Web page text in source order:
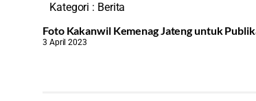
Kategori : Berita
Foto Kakanwil Kemenag Jateng untuk
3 April 2023